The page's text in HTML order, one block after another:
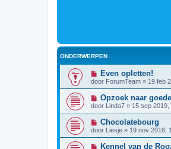
ONDERWERPEN
Even opletten!
door ForumTeam » 19 feb
Opzoek naar
door Linda7 » 15 sep 2019,
Chocolatebourg
door Liesje » 19 nov 2018,
Kennel van de